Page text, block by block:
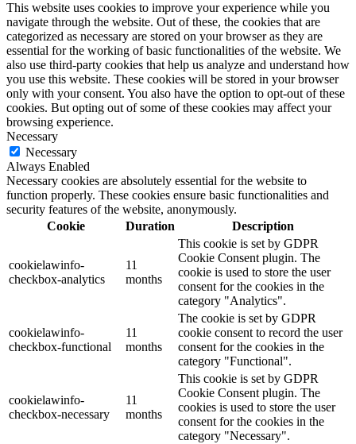
This website uses cookies to improve your experience while you
navigate through the website. Out of these, the cookies that are
categorized as necessary are stored on your browser as they are
essential for the working of basic functionalities of the website. We
also use third-party cookies that help us analyze and understand how
you use this website. These cookies will be stored in your browser
only with your consent. You also have the option to opt-out of these
cookies. But opting out of some of these cookies may affect your
browsing experience.
Necessary
Necessary
Always Enabled
Necessary cookies are absolutely essential for the website to
function properly. These cookies ensure basic functionalities and
security features of the website, anonymously.
Cookie
Duration Description
cookielawinfo-
checkbox-analytics
11
months
This cookie is set by GDPR
Cookie Consent plugin. The
cookie is used to store the user
consent for the cookies in the
category "Analytics".
cookielawinfo-
checkbox-functional
11
months
The cookie is set by GDPR
cookie consent to record the user
consent for the cookies in the
category "Functional".
cookielawinfo-
checkbox-necessary
11
months
This cookie is set by GDPR
Cookie Consent plugin. The
cookies is used to store the user
consent for the cookies in the
category "Necessary".